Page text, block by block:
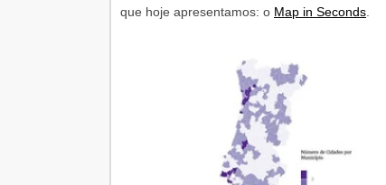
que hoje apresentamos: o Map in Seconds